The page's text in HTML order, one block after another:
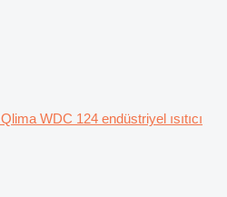
Qlima WDC 124 endüstriyel ısıtıcı